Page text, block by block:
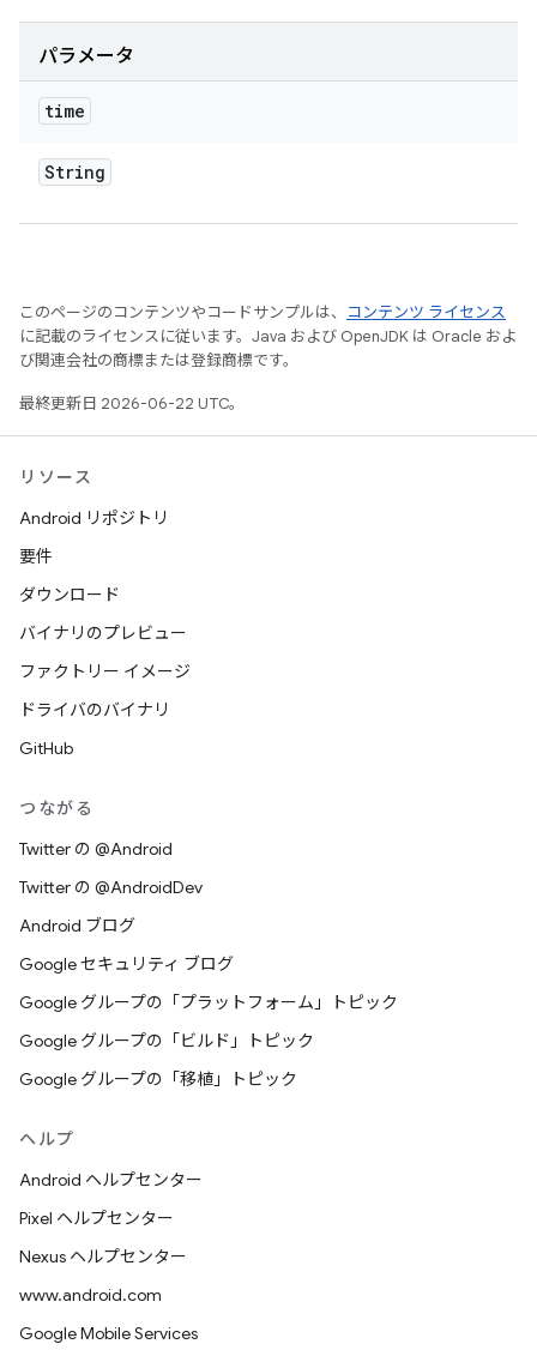
パラメータ
time
String
このページのコンテンツやコードサンプルは、
コンテンツ ライセンス
に記載のライセンスに従います。Java および OpenJDK は Oracle およ
び関連会社の商標または登録商標です。
最終更新日 2026-06-22 UTC。
リソース
Android リポジトリ
要件
ダウンロード
バイナリのプレビュー
ファクトリー イメージ
ドライバのバイナリ
GitHub
つながる
Twitter の @Android
Twitter の @AndroidDev
Android ブログ
Google セキュリティ ブログ
Google グループの「プラットフォーム」トピック
Google グループの「ビルド」トピック
Google グループの「移植」トピック
ヘルプ
Android ヘルプセンター
Pixel ヘルプセンター
Nexus ヘルプセンター
www.android.com
Google Mobile Services